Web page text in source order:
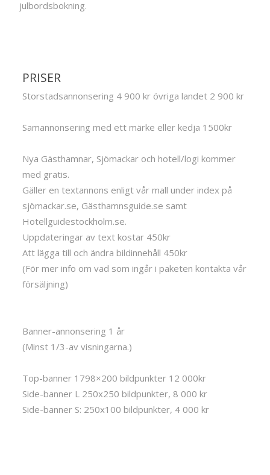
julbordsbokning.
PRISER
Storstadsannonsering 4 900 kr övriga landet 2 900 kr
Samannonsering med ett märke eller kedja 1500kr
Nya Gästhamnar, Sjömackar och hotell/logi kommer
med gratis.
Gäller en textannons enligt vår mall under index på
sjömackar.se, Gästhamnsguide.se samt
Hotellguidestockholm.se.
Uppdateringar av text kostar 450kr
Att lägga till och ändra bildinnehåll 450kr
(För mer info om vad som ingår i paketen kontakta vår
försäljning)
Banner-annonsering 1 år
(Minst 1/3-av visningarna.)
Top-banner 1798×200 bildpunkter 12 000kr
Side-banner L 250x250 bildpunkter, 8 000 kr
Side-banner S: 250x100 bildpunkter, 4 000 kr